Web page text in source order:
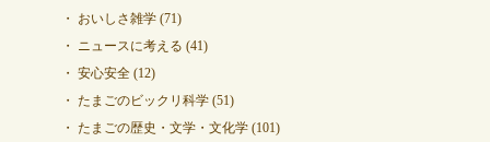
おいしさ雑学(71)
ニュースに考える (41)
安心安全(12)
たまごのビックリ科学(51)
たまごの歴史・文学・文化学(101)